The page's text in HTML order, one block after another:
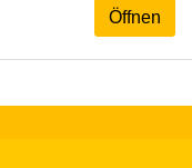
Öffnen